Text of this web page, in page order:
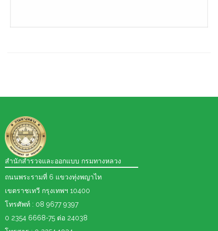
สำนักสำรวจและออกแบบ กรมทางหลวง
ถนนพระรามที่ 6 แขวงทุ่งพญาไท
เขตราชเทวี กรุงเทพฯ 10400
โทรศัพท์ : 08 9677 9397
0 2354 6668-75 ต่อ 24038